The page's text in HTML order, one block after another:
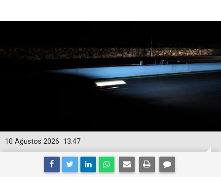
13:47
10 Ağustos 2026